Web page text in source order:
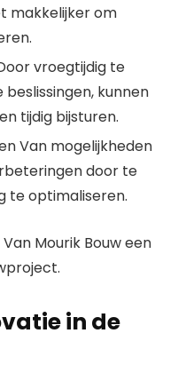
makkelijker om
vroegtijdig te
kunnen
tijdig bijsturen.
Van mogelijkheden
door te
te optimaliseren.
Mourik Bouw een
in de